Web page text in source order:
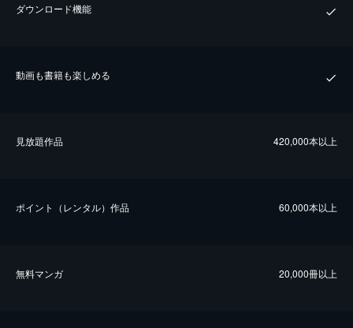
ダウンロード機能
動画も書籍も楽しめる
⾒放題作品 420,000本以上
ポイント（レンタル）作品 60,000本以上
無料マンガ 20,000冊以上